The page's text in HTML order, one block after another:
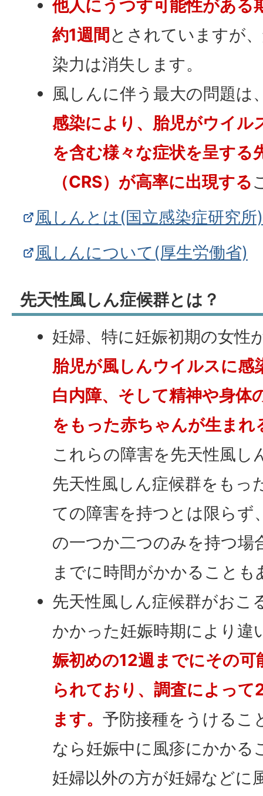
他人にうつす可能性がある
約1週間 とされていますが
染力は消失します。
風しんに伴う最大の問題は
感染により、胎児がウイル
を含む様々な症状を呈する
（CRS）が高率に出現する
風しんとは(国立感染症研究所)
風しんについて(厚生労働省)
先天性風しん症候群とは？
妊婦、特に妊娠初期の女性
胎児が風しんウイルスに感
白内障、そして精神や身体
をもった赤ちゃんが生まれ
これらの障害を先天性風し
先天性風しん症候群をもっ
ての障害を持つとは限らず
の一つか二つのみを持つ場
までに時間がかかることも
先天性風しん症候群がおこ
かかった妊娠時期により違
娠初めの12週までにその
られており、調査によっ
ます。予防接種をうけるこ
なら妊娠中に風疹にかかる
妊婦以外の方が妊婦などに